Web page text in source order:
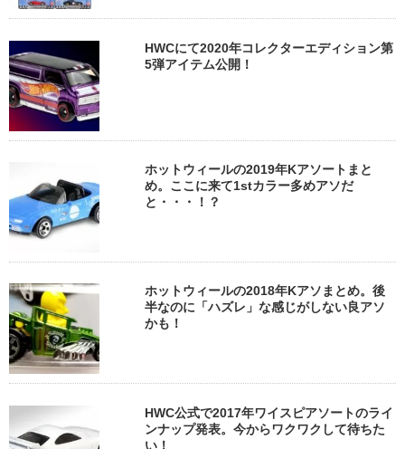
HWCにて2020年コレクターエディション第
5弾アイテム公開！
ホットウィールの2019年Kアソートまと
め。ここに来て1stカラー多めアソだ
と・・・！？
ホットウィールの2018年Kアソまとめ。後
半なのに「ハズレ」な感じがしない良アソ
かも！
HWC公式で2017年ワイスピアソートのライ
ンナップ発表。今からワクワクして待ちた
い！